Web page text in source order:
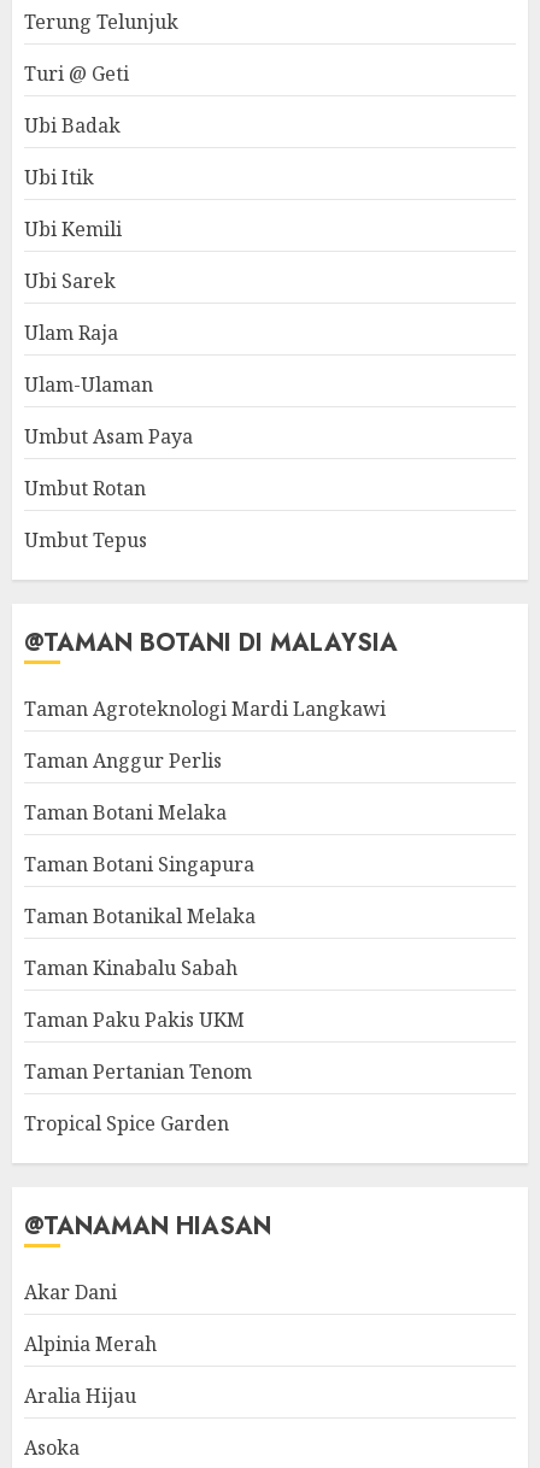
Terung Telunjuk
Turi @ Geti
Ubi Badak
Ubi Itik
Ubi Kemili
Ubi Sarek
Ulam Raja
Ulam-Ulaman
Umbut Asam Paya
Umbut Rotan
Umbut Tepus
@TAMAN BOTANI DI MALAYSIA
Taman Agroteknologi Mardi Langkawi
Taman Anggur Perlis
Taman Botani Melaka
Taman Botani Singapura
Taman Botanikal Melaka
Taman Kinabalu Sabah
Taman Paku Pakis UKM
Taman Pertanian Tenom
Tropical Spice Garden
@TANAMAN HIASAN
Akar Dani
Alpinia Merah
Aralia Hijau
Asoka